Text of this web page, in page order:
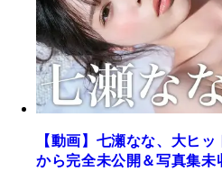
【動画】七瀬なな、大ヒ
から完全未公開＆写真集